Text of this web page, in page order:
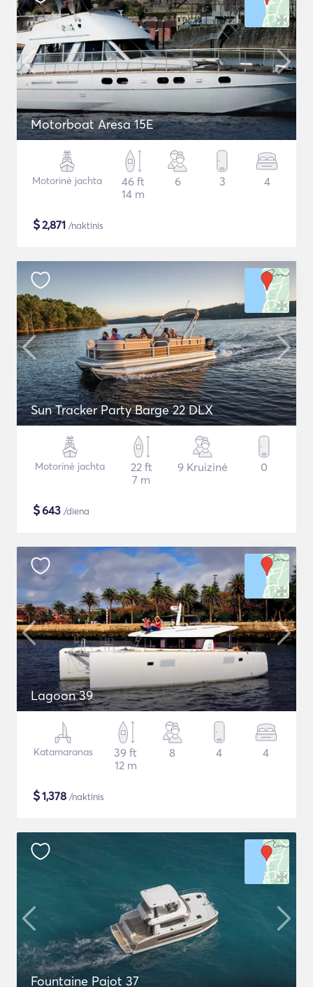
Motorboat Aresa 15E
Motorinė jachta
46 ft
14 m
6 3 4
$2,871 /naktinis
Sun Tracker Party Barge 22 DLX
Motorinė jachta
22 ft
7 m
9 Kruizinė 0
$643 /diena
Lagoon 39
Katamaranas
39 ft
12 m
8 4 4
$1,378 /naktinis
Fountaine Pajot 37